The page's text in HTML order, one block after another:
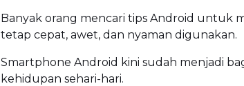
Banyak orang mencari tips Android untuk
tetap cepat, awet, dan nyaman digunakan.
Smartphone Android kini sudah menjadi
kehidupan sehari-hari.